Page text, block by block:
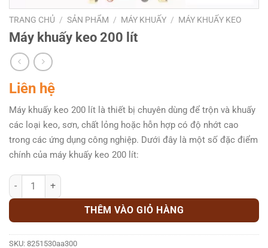
TRANG CHỦ / SẢN PHẨM / MÁY KHUẤY / MÁY KHUẤY KEO
Máy khuấy keo 200 lít
Liên hệ
Máy khuấy keo 200 lít là thiết bị chuyên dùng để trộn và khuấy
các loại keo, sơn, chất lỏng hoặc hỗn hợp có độ nhớt cao
trong các ứng dụng công nghiệp. Dưới đây là một số đặc điểm
chính của máy khuấy keo 200 lít:
Máy khuấy keo 200 lít số lượng
THÊM VÀO GIỎ HÀNG
SKU: 8251530aa300